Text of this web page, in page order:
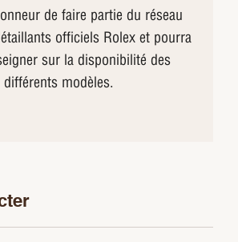
de faire partie du réseau
officiels Rolex et pourra
sur la disponibilité des
différents modèles.